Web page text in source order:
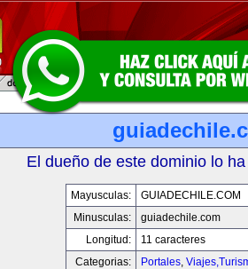
El dueño de este dominio lo
Mayusculas:
GUIADECHILE.COM
Minusculas:
guiadechile.com
Longitud:
11 caracteres
Categorias:
Portales,